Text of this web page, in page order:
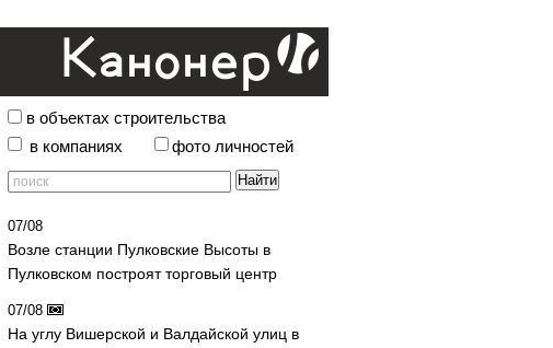
в объектах строительства
в компаниях
фото личностей
07/08
Возле станции Пулковские Высоты в
Пулковском построят торговый центр
07/08
На углу Вишерской и Валдайской улиц в